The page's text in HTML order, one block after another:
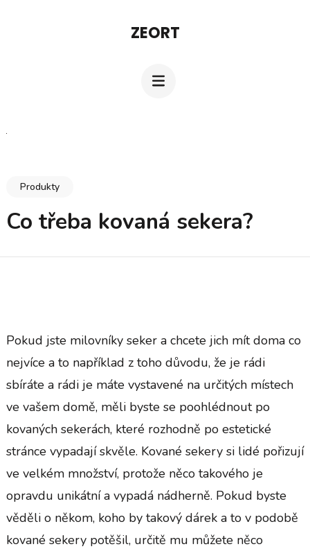
ZEORT
Produkty
Co třeba kovaná sekera?
Pokud jste milovníky seker a chcete jich mít doma co
nejvíce a to například z toho důvodu, že je rádi
sbíráte a rádi je máte vystavené na určitých místech
ve vašem domě, měli byste se poohlédnout po
kovaných sekerách, které rozhodně po estetické
stránce vypadají skvěle. Kované sekery si lidé pořizují
ve velkém množství, protože něco takového je
opravdu unikátní a vypadá nádherně. Pokud byste
věděli o někom, koho by takový dárek a to v podobě
kované sekery potěšil, určitě mu můžete něco